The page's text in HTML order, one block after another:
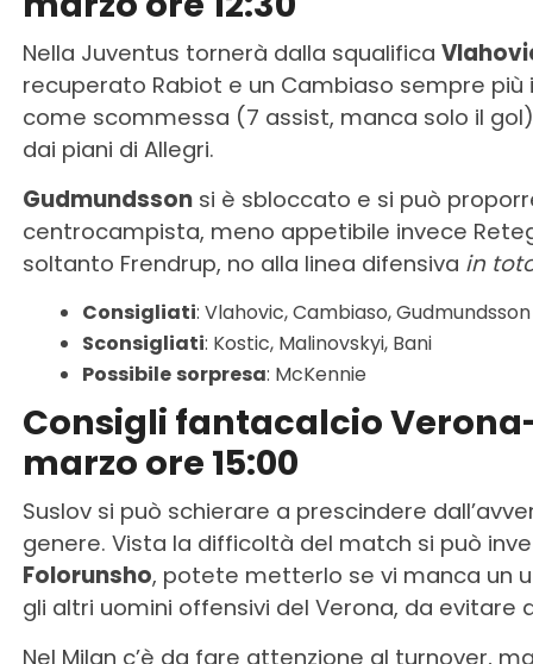
Nella Juventus tornerà dalla squalifica
recuperato Rabiot e un Cambiaso sempre
come scommessa (7 assist, manca solo il
dai piani di Allegri.
Gudmundssonsi è sbloccato e si può
centrocampista, meno appetibile invece
soltanto Frendrup, no alla linea difensiva in
Consigliati: Vlahovic, Cambiaso, Gudmundsson
Sconsigliati: Kostic, Malinovskyi, Bani
Possibile sorpresa: McKennie
Consigli fantacalcio
marzo ore 15:00
Suslov si può schierare a prescindere
genere. Vista la difficoltà del match si può
Folorunsho, potete metterlo se vi manca un
gli altri uomini offensivi del Verona, da evitare
Nel Milan c’è da fare attenzione al turnover,